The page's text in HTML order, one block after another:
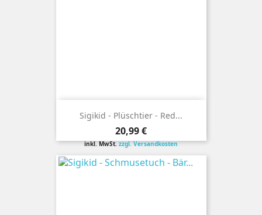
Sigikid - Plüschtier - Red...
Preis
20,99 €
inkl. MwSt.zzgl. Versandkosten